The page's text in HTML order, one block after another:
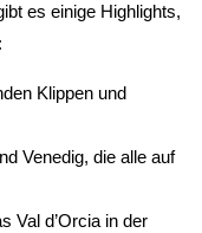
es einige Highlights,
Klippen und
Venedig, die alle auf
Val d’Orcia in der